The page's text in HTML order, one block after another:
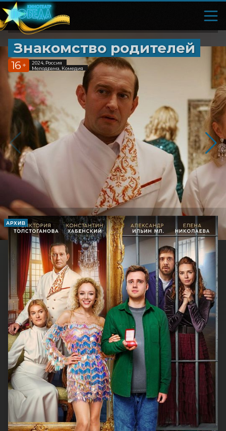
Знакомство родителей
16 +
2024, Россия
Мелодрама, Комедия
АРХИВ